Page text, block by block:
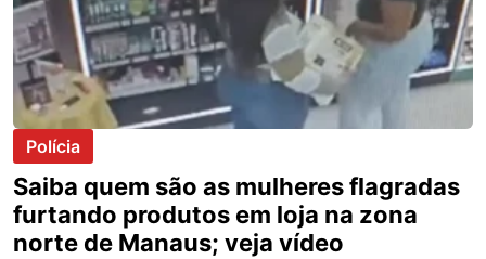
Polícia
Saiba quem são as mulheres flagradas
furtando produtos em loja na zona
norte de Manaus; veja vídeo